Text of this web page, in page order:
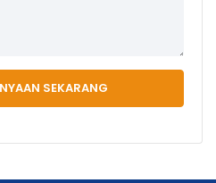
SEKARANG